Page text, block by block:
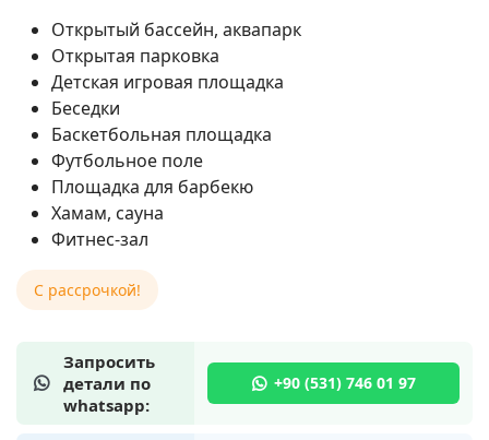
Открытый бассейн, аквапарк
Открытая парковка
Детская игровая площадка
Беседки
Баскетбольная площадка
Футбольное поле
Площадка для барбекю
Хамам, сауна
Фитнес-зал
C рассрочкой!
Запросить
детали по
whatsapp: